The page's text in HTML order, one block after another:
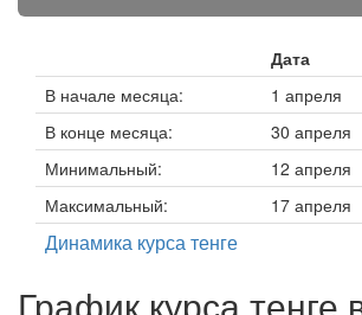
Дата
В начале месяца:
1 апреля
В конце месяца:
30 апреля
Минимальный:
12 апреля
Максимальный:
17 апреля
Динамика курса тенге